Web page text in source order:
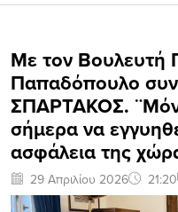
Με τον Βουλευτή
Παπαδόπουλο
ΣΠΑΡΤΑΚΟΣ.
σήμερα να
ασφάλεια της
29 Απριλίου 2026 21:20